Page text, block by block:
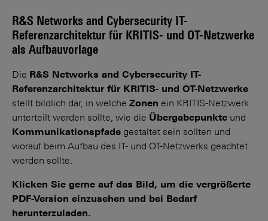
R&S Networks and Cybersecurity IT-
Referenzarchitektur für KRITIS- und OT-Netzwerke
als Aufbauvorlage
Die R&S Networks and Cybersecurity IT-
Referenzarchitektur für KRITIS- und OT-Netzwerke
stellt bildlich dar, in welche Zonen ein KRITIS-Netzwerk
unterteilt werden sollte, wie die Übergabepunkte und
Kommunikationspfade gestaltet sein sollten und
worauf beim Aufbau des IT- und OT-Netzwerks geachtet
werden sollte.
Klicken Sie gerne auf das Bild, um die vergrößerte
PDF-Version einzusehen und bei Bedarf
herunterzuladen.